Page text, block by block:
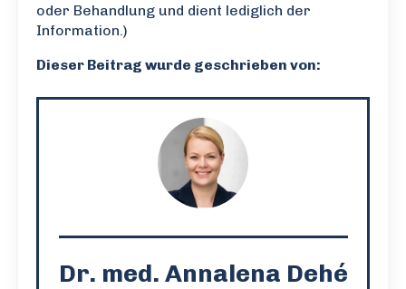
oder Behandlung und dient lediglich der
Information.)
Dieser Beitrag wurde geschrieben von:
Dr. med. Annalena Dehé